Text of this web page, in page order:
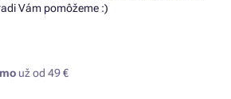
Vám pomôžeme :)
už od 49 €